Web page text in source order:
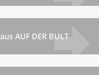
AUF DER BULT